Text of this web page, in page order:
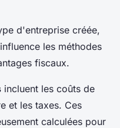
d'entreprise créée,
les méthodes
fiscaux.
incluent les coûts de
et les taxes. Ces
calculées pour